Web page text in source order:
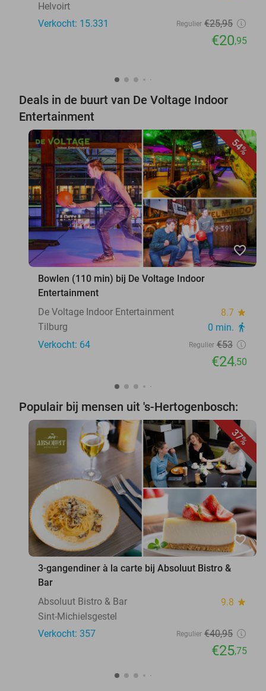
Helvoirt
Verkocht: 15.331
Regulier €25,95
€20,95
Deals in de buurt van De Voltage Indoor
Entertainment
54%
favorite_border
Bowlen (110 min) bij De Voltage Indoor
Entertainment
De Voltage Indoor Entertainment
8.7 star
Tilburg 0 min. directions_walk
Verkocht: 64 Regulier €53
€24,50
Populair bij mensen uit 's-Hertogenbosch:
37%
favorite_border
3-gangendiner à la carte bij Absoluut Bistro &
Bar
Absoluut Bistro & Bar
9.8 star
Sint-Michielsgestel
Verkocht: 357
Regulier €40,95
€25,75